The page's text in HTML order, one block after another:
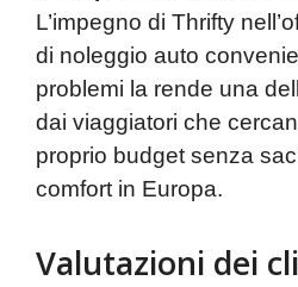
L’impegno di Thrifty
di noleggio auto
problemi la rende una
dai viaggiatori che
proprio budget senza
comfort in Europa.
Valutazioni dei